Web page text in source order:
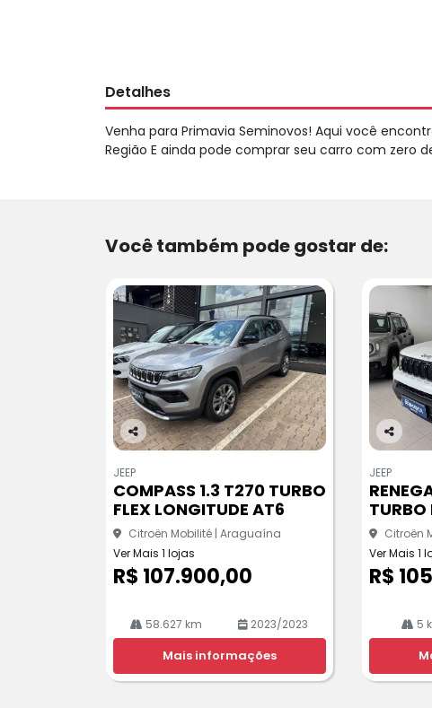
Detalhes
Venha para Primavia Seminovos! Aqui você
Região E ainda pode comprar seu carro com zero
Você também pode gostar de:
Co
pa
rtil
he
JEEP
COMPASS 1.3 T270 TURBO
FLEX LONGITUDE AT6
Citroën Mobilité | Araguaína
Ver Mais 1 lojas
R$ 107.900,00
58.627 km 2023/2023
Mais informações
Co
pa
rtil
he
JEEP
TURBO
Citroën
Ver Mais 1
R$
5